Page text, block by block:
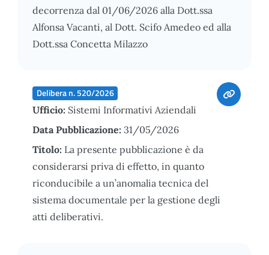
decorrenza dal 01/06/2026 alla Dott.ssa
Alfonsa Vacanti, al Dott. Scifo Amedeo ed alla
Dott.ssa Concetta Milazzo
Delibera n. 520/2026
Ufficio: Sistemi Informativi Aziendali
Data Pubblicazione: 31/05/2026
Titolo: La presente pubblicazione è da
considerarsi priva di effetto, in quanto
riconducibile a un’anomalia tecnica del
sistema documentale per la gestione degli
atti deliberativi.